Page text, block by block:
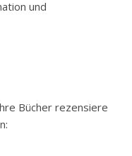
und
Bücher rezensiere